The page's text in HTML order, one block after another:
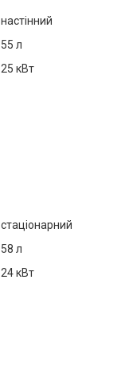
настінний
55 л
25 кВт
стаціонарний
58 л
24 кВт